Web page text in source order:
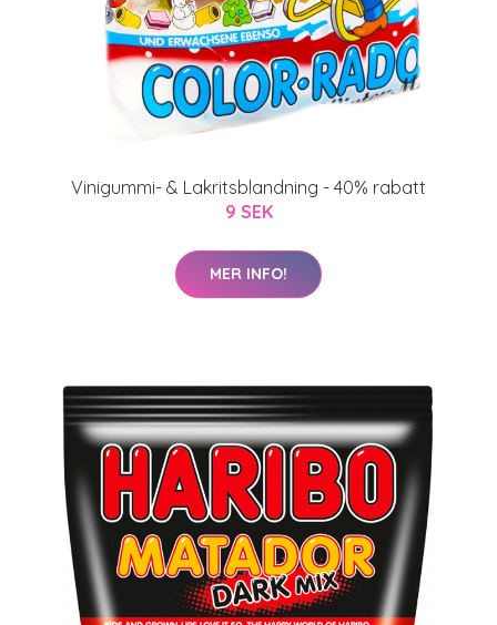
Vinigummi- & Lakritsblandning - 40% rabatt
9 SEK
MER INFO!